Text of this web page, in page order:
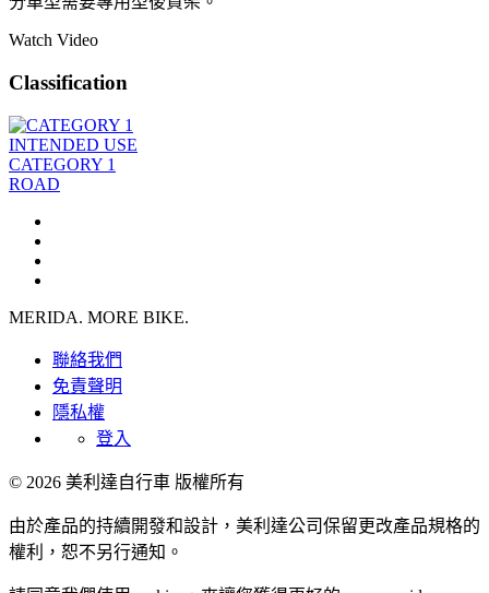
Watch Video
Classification
INTENDED USE
CATEGORY 1
ROAD
MERIDA. MORE BIKE.
聯絡我們
免責聲明
隱私權
登入
© 2026 美利達自行車 版權所有
由於產品的持續開發和設計，美利達公司保留更改產品規格的
權利，恕不另行通知。